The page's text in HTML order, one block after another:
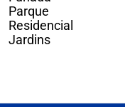
Parque
Residencial
Jardins